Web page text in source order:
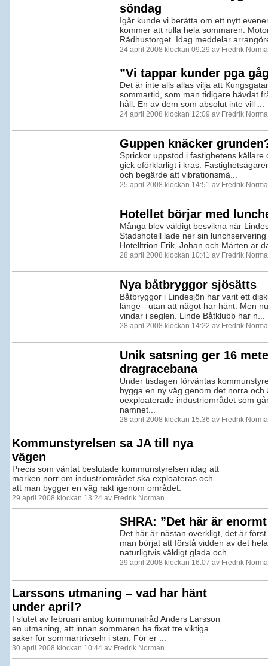
söndag
Igår kunde vi berätta om ett nytt
kommer att rulla hela sommaren:
Rådhustorget. Idag meddelar
24 april 2008 klockan 09:29 av Fredrik
”Vi tappar kunder pga
Det är inte alls allas vilja att
sommartid, som man tidigare hävdat
håll. En av dem som absolut inte vill ...
24 april 2008 klockan 12:09 av Fredrik
Guppen knäcker
Sprickor uppstod i fastighetens källare
gick oförklarligt i kras.
och begärde att vibrationsmä...
25 april 2008 klockan 14:51 av Fredrik
Hotellet börjar med
Många blev väldigt besvikna när
Stadshotell lade ner sin
Hotelltrion Erik, Johan och Mårten är
28 april 2008 klockan 10:41 av Fredrik
Nya båtbryggor sjösätts
Båtbryggor i Lindesjön har varit ett
länge - utan att något har hänt. Men
vindar i seglen. Linde Båtklubb har n...
28 april 2008 klockan 14:22 av Fredrik
Unik satsning ger 16
dragracebana
Under tisdagen förväntas
bygga en ny väg genom det norra och
oexploaterade industriområdet som
namnet...
28 april 2008 klockan 15:36 av Fredrik
Kommunstyrelsen sa JA till nya
vägen
Precis som väntat beslutade kommunstyrelsen idag att
marken norr om industriområdet ska exploateras och
att man bygger en väg rakt igenom området.
29 april 2008 klockan 13:24 av Fredrik Norman
SHRA: ”Det här är
Det här är nästan overkligt, det är
man börjat att förstå vidden av det
naturligtvis väldigt glada och ...
29 april 2008 klockan 16:07 av Fredrik
Larssons utmaning – vad har hänt
under april?
I slutet av februari antog kommunalråd Anders Larsson
en utmaning, att innan sommaren ha fixat tre viktiga
saker för sommartrivseln i stan. För er ...
30 april 2008 klockan 10:44 av Fredrik Norman